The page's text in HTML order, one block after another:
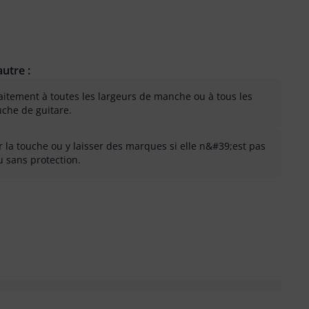
:
à toutes les largeurs de manche ou à tous les
de guitare.
touche ou y laisser des marques si elle n&#39;est pas
sans protection.
inutile